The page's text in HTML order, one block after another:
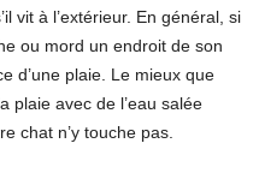
vit à l’extérieur. En général, si
ou mord un endroit de son
d’une plaie. Le mieux que
plaie avec de l’eau salée
chat n’y touche pas.